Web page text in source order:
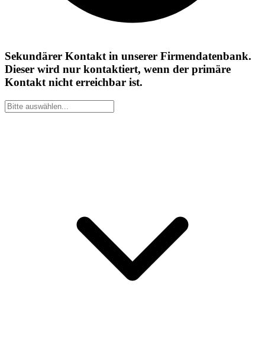
Sekundärer Kontakt in unserer Firmendatenbank.
Dieser wird nur kontaktiert, wenn der primäre
Kontakt nicht erreichbar ist.